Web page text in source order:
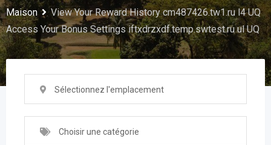
Maison
View Your Reward History cm487426.tw1.ru l4 UQ
Access Your Bonus Settings iftxdrzxdf.temp.swtest.ru ul UQ
Sélectionnez l'emplacement
Choisir une catégorie